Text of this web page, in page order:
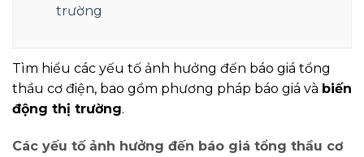
trường
Tìm hiểu các yếu tố ảnh hưởng đến báo giá tổng
thầu cơ điện, bao gồm phương pháp báo giá và biến
động thị trường.
Các yếu tố ảnh hưởng đến báo giá tổng thầu cơ